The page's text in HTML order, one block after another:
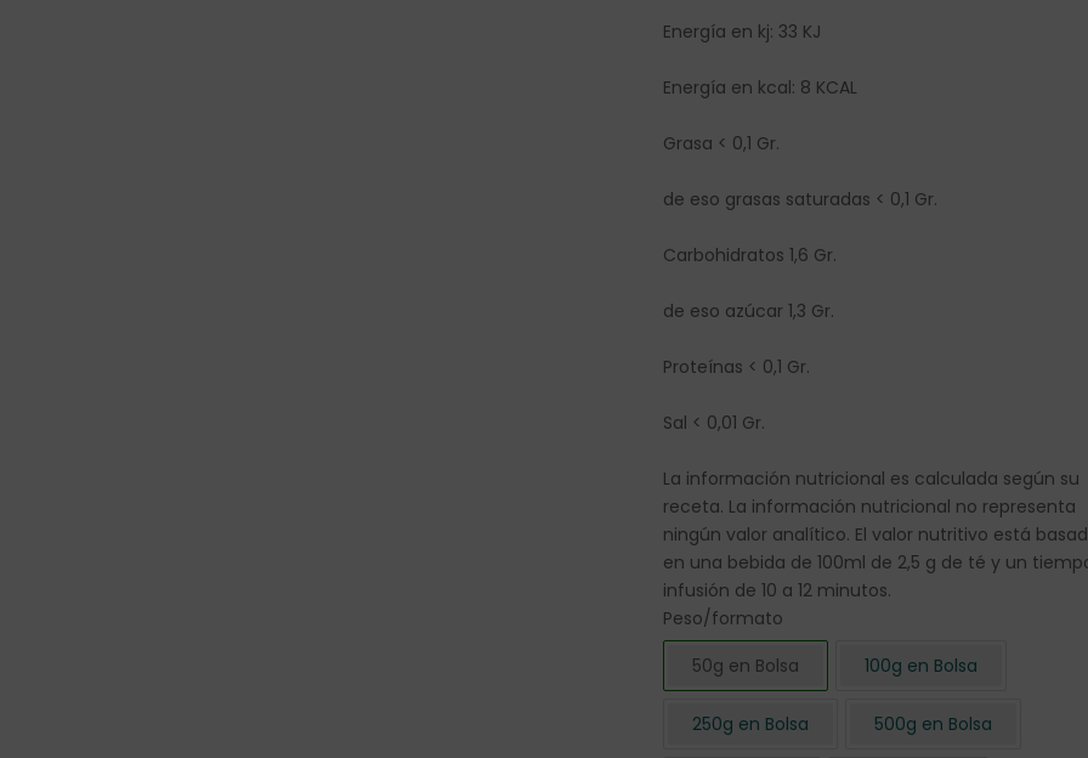
Energía en kj: 33 KJ
Energía en kcal: 8 KCAL
Grasa < 0,1 Gr.
de eso grasas saturadas < 0,1 Gr.
Carbohidratos 1,6 Gr.
de eso azúcar 1,3 Gr.
Proteínas < 0,1 Gr.
Sal < 0,01 Gr.
La información nutricional es calculada según su
receta. La información nutricional no representa
ningún valor analítico. El valor nutritivo está
en una bebida de 100ml de 2,5 g de té y un
infusión de 10 a 12 minutos.
Peso/formato
50g en Bolsa
100g en Bolsa
250g en Bolsa 500g en Bolsa